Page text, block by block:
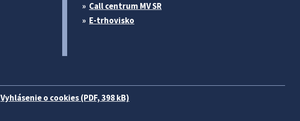
Call centrum MV SR
E-trhovisko
Vyhlásenie o cookies (PDF, 398 kB)